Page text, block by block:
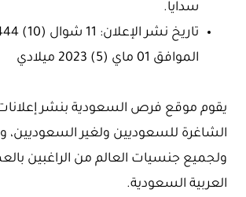
سدايا.
الموافق 01 ماي (5) 2023 ميلادي
يقوم موقع فرص السعودية بنشر
الشاغرة للسعوديين ولغير السعوديين،
ولجميع جنسيات العالم من الراغبين
العربية السعودية.